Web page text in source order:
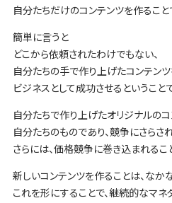
自分たちだけのコンテンツを作ること
簡単に言うと
どこから依頼されたわけでもない、
自分たちの手で作り上げたコンテン
ビジネスとして成功させるということで
自分たちで作り上げたオリジナルのコ
自分たちのものであり、競争にさらさ
さらには、価格競争に巻き込まれるこ
新しいコンテンツを作ることは、なか
これを形にすることで、継続的なマネ